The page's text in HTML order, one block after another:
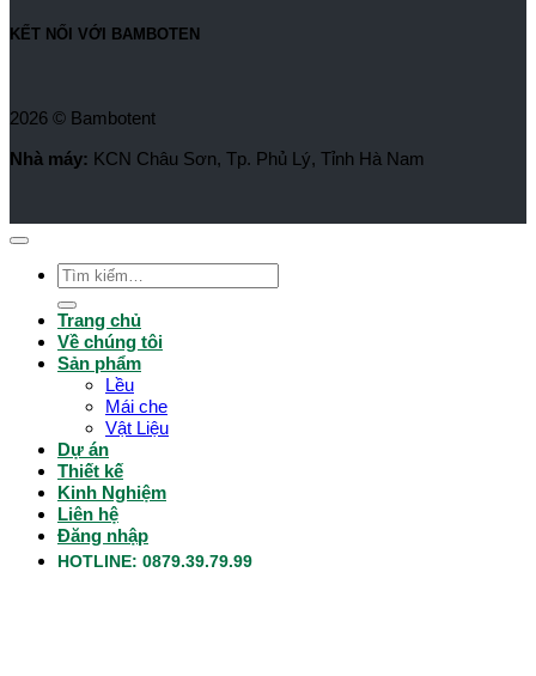
KẾT NỐI VỚI BAMBOTEN
2026 © Bambotent
Nhà máy: KCN Châu Sơn, Tp. Phủ Lý, Tỉnh Hà Nam
Tìm
kiếm:
Trang chủ
Về chúng tôi
Sản phẩm
Lều
Mái che
Vật Liệu
Dự án
Thiết kế
Kinh Nghiệm
Liên hệ
Đăng nhập
HOTLINE: 0879.39.79.99